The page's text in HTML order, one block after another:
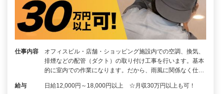
仕事内容
オフィスビル・店舗・ショッピング施設内での空調、換気、
排煙などの配管（ダクト）の取り付け工事を行います。基本
的に室内での作業になります。だから、雨風に関係なく仕…
給与 日給12,000円～18,000円以上 ☆月収30万円以上も可！